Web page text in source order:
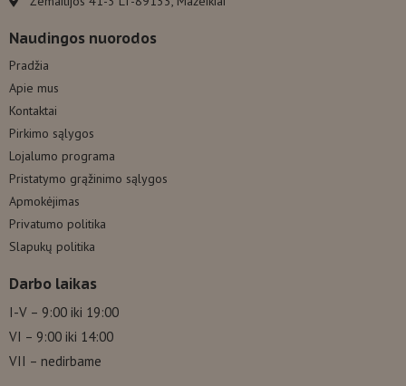
Naudingos nuorodos
Pradžia
Apie mus
Kontaktai
Pirkimo sąlygos
Lojalumo programa
Pristatymo grąžinimo sąlygos
Apmokėjimas
Privatumo politika
Slapukų politika
Darbo laikas
I-V – 9:00 iki 19:00
VI – 9:00 iki 14:00
VII – nedirbame